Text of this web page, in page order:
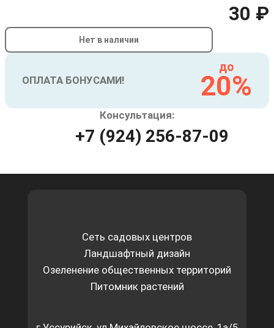
30 ₽
Нет в наличии
ОПЛАТА БОНУСАМИ!
до
20%
Консультация:
+7 (924) 256-87-09
Сеть садовых центров
Ландшафтный дизайн
Озеленение общественных территорий
Питомник растений